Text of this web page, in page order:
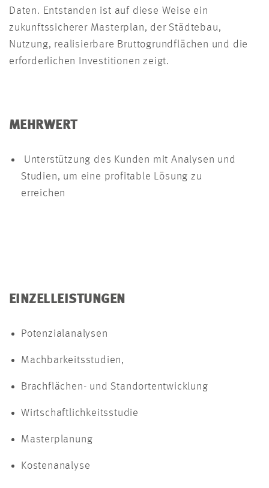
Daten. Entstanden ist auf diese Weise ein
zukunftssicherer Masterplan, der Städtebau,
Nutzung, realisierbare Bruttogrundflächen und die
erforderlichen Investitionen zeigt.
MEHRWERT
Unterstützung des Kunden mit Analysen und
Studien, um eine profitable Lösung zu
erreichen
EINZELLEISTUNGEN
Potenzialanalysen
Machbarkeitsstudien,
Brachflächen- und Standortentwicklung
Wirtschaftlichkeitsstudie
Masterplanung
Kostenanalyse